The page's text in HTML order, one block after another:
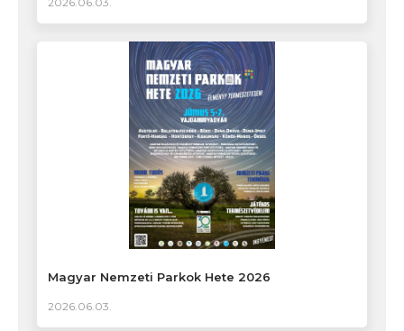
Magyar Nemzeti Parkok Hete 2026
2026.06.03.